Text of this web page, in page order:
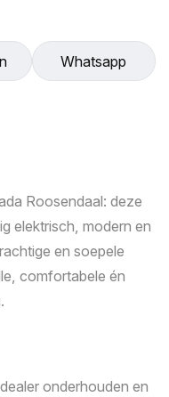
op afstand een
krijgen van de staat
negen
gereed hebt.
alle
binnen 24
Whatsapp
Roosendaal: deze
elektrisch, modern en
en soepele
comfortabele én
onderhouden en